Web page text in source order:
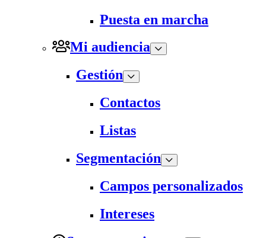
Puesta en marcha
Mi audiencia
Gestión
Contactos
Listas
Segmentación
Campos personalizados
Intereses